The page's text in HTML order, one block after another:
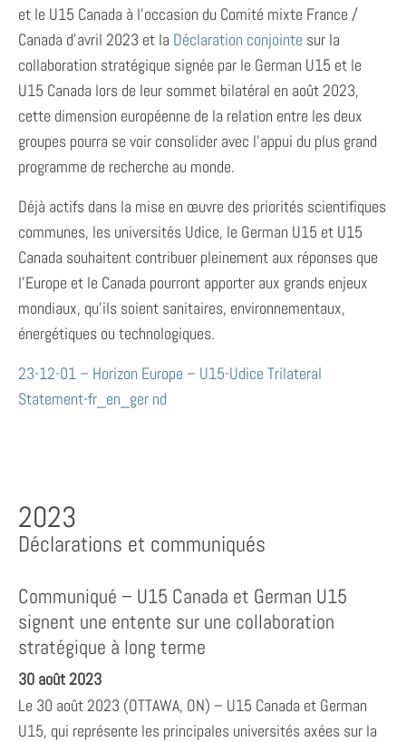
et le U15 Canada à l’occasion du Comité mixte France /
Canada d’avril 2023 et la Déclaration conjointe sur la
collaboration stratégique signée par le German U15 et le
U15 Canada lors de leur sommet bilatéral en août 2023,
cette dimension européenne de la relation entre les deux
groupes pourra se voir consolider avec l’appui du plus grand
programme de recherche au monde.
Déjà actifs dans la mise en œuvre des priorités scientifiques
communes, les universités Udice, le German U15 et U15
Canada souhaitent contribuer pleinement aux réponses que
l’Europe et le Canada pourront apporter aux grands enjeux
mondiaux, qu’ils soient sanitaires, environnementaux,
énergétiques ou technologiques.
23-12-01 – Horizon Europe – U15-Udice Trilateral
Statement-fr_en_ger nd
2023
Déclarations et communiqués
Communiqué – U15 Canada et German U15
signent une entente sur une collaboration
stratégique à long terme
30 août 2023
Le 30 août 2023 (OTTAWA, ON) – U15 Canada et German
U15, qui représente les principales universités axées sur la